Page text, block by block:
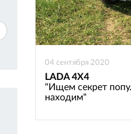
04 сентября 2020
LADA 4X4
"Ищем секрет
находим"